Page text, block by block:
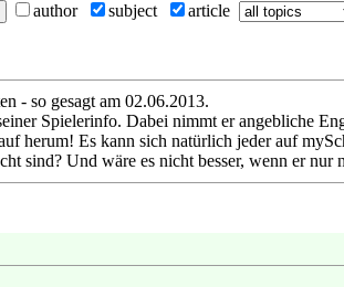
author subject article
- so gesagt am 02.06.2013.
Spielerinfo. Dabei nimmt er angebliche
herum! Es kann sich natürlich jeder auf
sind? Und wäre es nicht besser, wenn er nur